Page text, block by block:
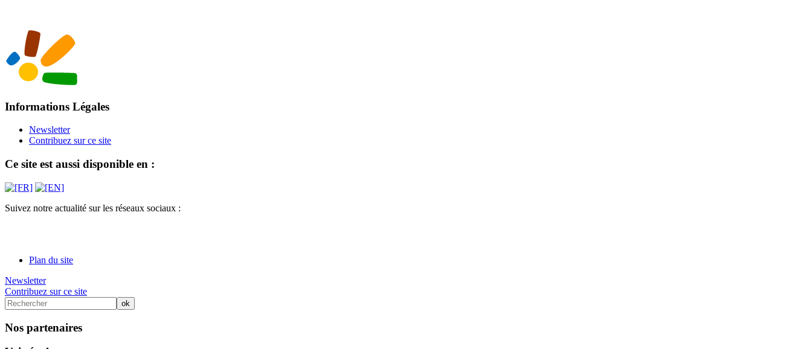
Informations Légales
Newsletter
Contribuez sur ce site
Ce site est aussi disponible en :
Suivez notre actualité sur les réseaux sociaux :
Plan du site
Newsletter
Contribuez sur ce site
Nos partenaires